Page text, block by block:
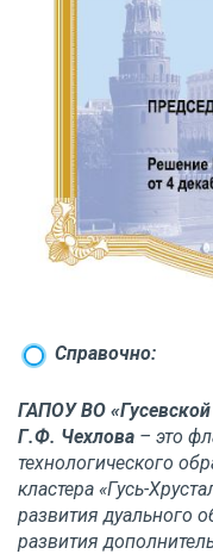
Справочно:
ГАПОУ ВО
Г.Ф. Чехлова – это
технологического
кластера «Гусь-
развития дуального
развития